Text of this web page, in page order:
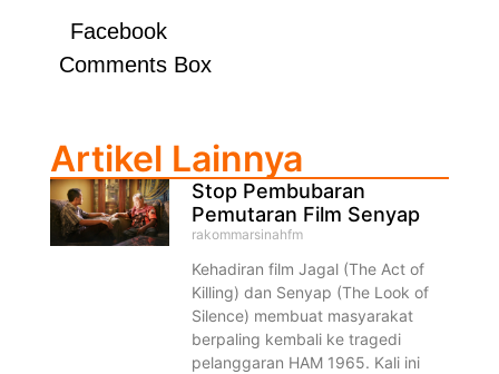
Facebook
Comments Box
Artikel Lainnya
Stop Pembubaran
Pemutaran Film Senyap
rakommarsinahfm
Kehadiran film Jagal (The Act of
Killing) dan Senyap (The Look of
Silence) membuat masyarakat
berpaling kembali ke tragedi
pelanggaran HAM 1965. Kali ini